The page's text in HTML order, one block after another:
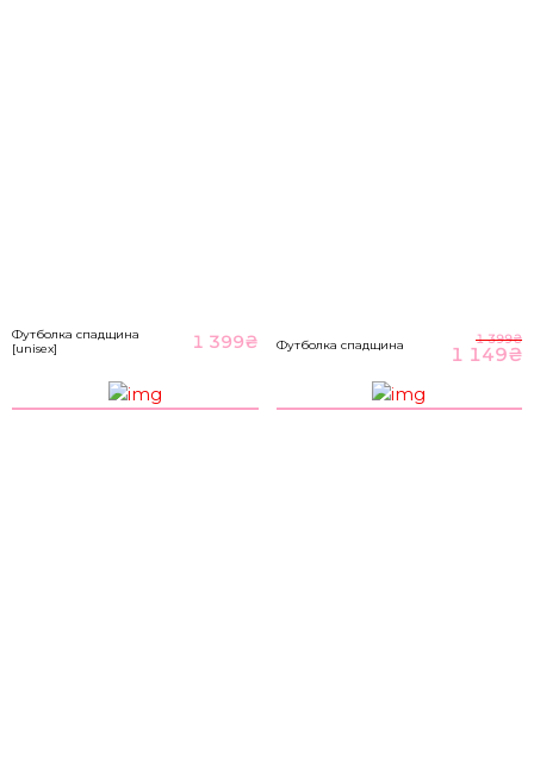
Футболка спадщина
[unisex]
1 399₴ Футболка спадщина 1 399₴
1 149₴